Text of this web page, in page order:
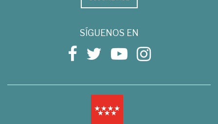
SÍGUENOS EN